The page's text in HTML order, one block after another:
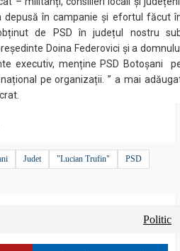
în campanie și efortul făcut
de PSD în județul nostru
Doina Federovici și a
executiv, menține PSD Botoșani
pe organizații. ” a mai
Judet "Lucian Trufin"
PSD
Politic